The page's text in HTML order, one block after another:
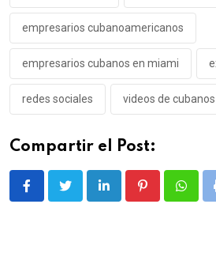
empresarios cubanoamericanos
empresarios cubanos en miami
redes sociales videos de cubanos
Compartir el Post:
LinkedIn Pinterest